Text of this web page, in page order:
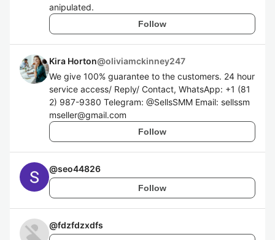
anipulated.
Follow
Kira Horton@oliviamckinney247
We give 100% guarantee to the customers. 24 hour
service access/ Reply/ Contact, WhatsApp: +1 (81
2) 987-9380 Telegram: @SellsSMM Email: sellssm
mseller@gmail.com
Follow
@seo44826
Follow
@fdzfdzxdfs